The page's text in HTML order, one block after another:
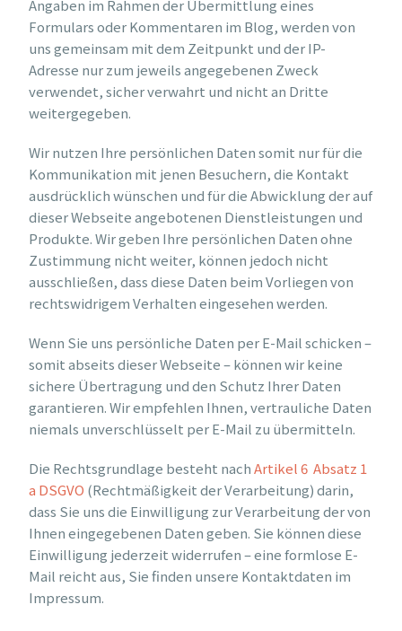
Angaben im Rahmen der Übermittlung eines
Formulars oder Kommentaren im Blog, werden von
uns gemeinsam mit dem Zeitpunkt und der IP-
Adresse nur zum jeweils angegebenen Zweck
verwendet, sicher verwahrt und nicht an Dritte
weitergegeben.
Wir nutzen Ihre persönlichen Daten somit nur für die
Kommunikation mit jenen Besuchern, die Kontakt
ausdrücklich wünschen und für die Abwicklung der auf
dieser Webseite angebotenen Dienstleistungen und
Produkte. Wir geben Ihre persönlichen Daten ohne
Zustimmung nicht weiter, können jedoch nicht
ausschließen, dass diese Daten beim Vorliegen von
rechtswidrigem Verhalten eingesehen werden.
Wenn Sie uns persönliche Daten per E-Mail schicken –
somit abseits dieser Webseite – können wir keine
sichere Übertragung und den Schutz Ihrer Daten
garantieren. Wir empfehlen Ihnen, vertrauliche Daten
niemals unverschlüsselt per E-Mail zu übermitteln.
Die Rechtsgrundlage besteht nachArtikel 6 Absatz 1
a DSGVO (Rechtmäßigkeit der Verarbeitung) darin,
dass Sie uns die Einwilligung zur Verarbeitung der von
Ihnen eingegebenen Daten geben. Sie können diese
Einwilligung jederzeit widerrufen – eine formlose E-
Mail reicht aus, Sie finden unsere Kontaktdaten im
Impressum.